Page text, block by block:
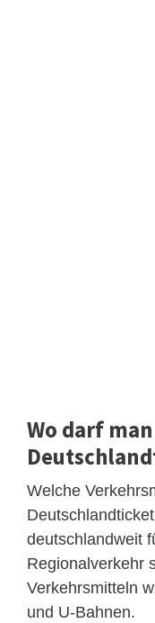
Wo darf
Welche
deutschlandweit
Regionalverkehr
Verkehrsmitteln
und U-Bahnen.